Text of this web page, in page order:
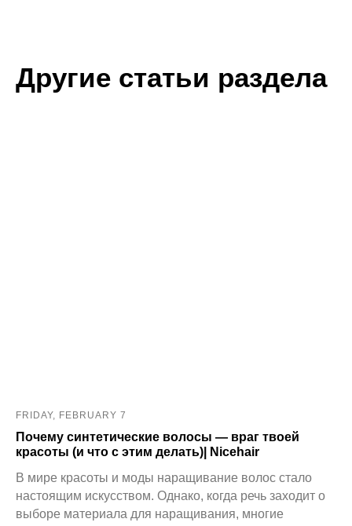
Другие статьи раздела
FRIDAY, FEBRUARY 7
Почему синтетические волосы — враг твоей
красоты (и что с этим делать)| Nicehair
В мире красоты и моды наращивание волос стало
настоящим искусством. Однако, когда речь заходит о
выборе материала для наращивания, многие